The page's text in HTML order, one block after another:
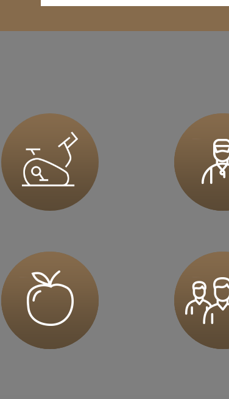
mnie
mnie
mnie
mnie